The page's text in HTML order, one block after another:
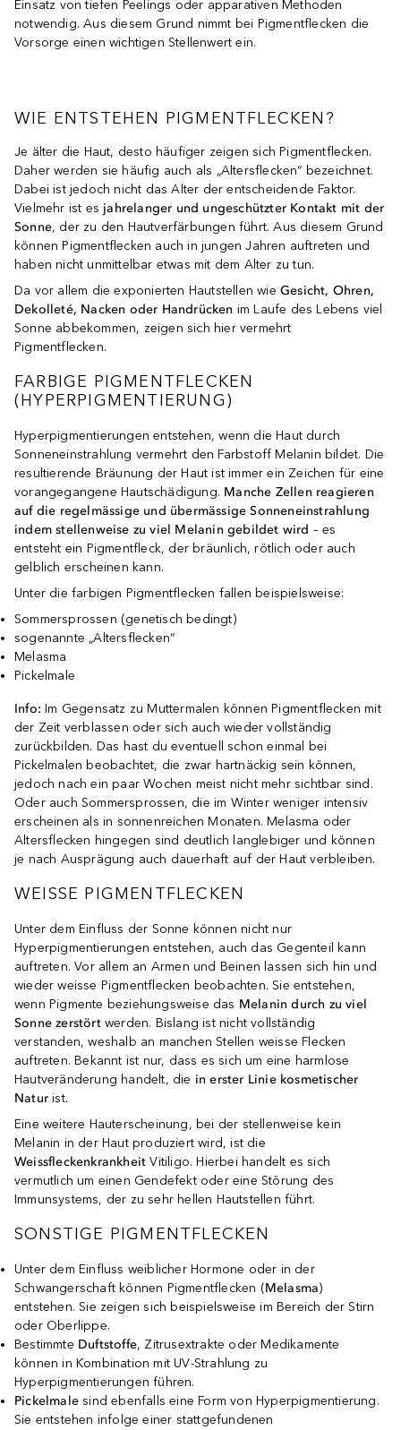
Einsatz von tiefen Peelings oder apparativen Methoden
notwendig. Aus diesem Grund nimmt bei Pigmentflecken die
Vorsorge einen wichtigen Stellenwert ein.
WIE ENTSTEHEN PIGMENTFLECKEN?
Je älter die Haut, desto häufiger zeigen sich Pigmentflecken.
Daher werden sie häufig auch als „Altersflecken“ bezeichnet.
Dabei ist jedoch nicht das Alter der entscheidende Faktor.
Vielmehr ist es jahrelanger und ungeschützter Kontakt mit der
Sonne, der zu den Hautverfärbungen führt. Aus diesem Grund
können Pigmentflecken auch in jungen Jahren auftreten und
haben nicht unmittelbar etwas mit dem Alter zu tun.
Da vor allem die exponierten Hautstellen wie Gesicht, Ohren,
Dekolleté, Nacken oder Handrücken im Laufe des Lebens viel
Sonne abbekommen, zeigen sich hier vermehrt
Pigmentflecken.
FARBIGE PIGMENTFLECKEN
(HYPERPIGMENTIERUNG)
Hyperpigmentierungen entstehen, wenn die Haut durch
Sonneneinstrahlung vermehrt den Farbstoff Melanin bildet. Die
resultierende Bräunung der Haut ist immer ein Zeichen für eine
vorangegangene Hautschädigung. Manche Zellen reagieren
auf die regelmässige und übermässige Sonneneinstrahlung
indem stellenweise zu viel Melanin gebildet wird – es
entsteht ein Pigmentfleck, der bräunlich, rötlich oder auch
gelblich erscheinen kann.
Unter die farbigen Pigmentflecken fallen beispielsweise:
Sommersprossen (genetisch bedingt)
sogenannte „Altersflecken“
Melasma
Pickelmale
Info:Im Gegensatz zu Muttermalen können Pigmentflecken mit
der Zeit verblassen oder sich auch wieder vollständig
zurückbilden. Das hast du eventuell schon einmal bei
Pickelmalen beobachtet, die zwar hartnäckig sein können,
jedoch nach ein paar Wochen meist nicht mehr sichtbar sind.
Oder auch Sommersprossen, die im Winter weniger intensiv
erscheinen als in sonnenreichen Monaten. Melasma oder
Altersflecken hingegen sind deutlich langlebiger und können
je nach Ausprägung auch dauerhaft auf der Haut verbleiben.
WEISSE PIGMENTFLECKEN
Unter dem Einfluss der Sonne können nicht nur
Hyperpigmentierungen entstehen, auch das Gegenteil kann
auftreten. Vor allem an Armen und Beinen lassen sich hin und
wieder weisse Pigmentflecken beobachten. Sie entstehen,
wenn Pigmente beziehungsweise das Melanin durch zu viel
Sonne zerstörtwerden. Bislang ist nicht vollständig
verstanden, weshalb an manchen Stellen weisse Flecken
auftreten. Bekannt ist nur, dass es sich um eine harmlose
Hautveränderung handelt, die in erster Linie kosmetischer
Natur ist.
Eine weitere Hauterscheinung, bei der stellenweise kein
Melanin in der Haut produziert wird, ist die
Weissfleckenkrankheit Vitiligo. Hierbei handelt es sich
vermutlich um einen Gendefekt oder eine Störung des
Immunsystems, der zu sehr hellen Hautstellen führt.
SONSTIGE PIGMENTFLECKEN
Unter dem Einfluss weiblicher Hormone oder in der
Schwangerschaft können Pigmentflecken (Melasma)
entstehen. Sie zeigen sich beispielsweise im Bereich der Stirn
oder Oberlippe.
Bestimmte Duftstoffe, Zitrusextrakte oder Medikamente
können in Kombination mit UV-Strahlung zu
Hyperpigmentierungen führen.
Pickelmale sind ebenfalls eine Form von Hyperpigmentierung.
Sie entstehen infolge einer stattgefundenen